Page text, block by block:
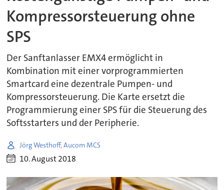
Kompressorsteuerung ohne
SPS
Der Sanftanlasser EMX4 ermöglicht in
Kombination mit einer vorprogrammierten
Smartcard eine dezentrale Pumpen- und
Kompressorsteuerung. Die Karte ersetzt die
Programmierung einer SPS für die Steuerung des
Softsstarters und der Peripherie.
Jörg Westhoff, Aucom MCS
10. August 2018